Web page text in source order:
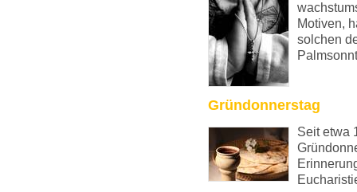
Motiven,
solchen
Gründonnerstag
Seit etwa